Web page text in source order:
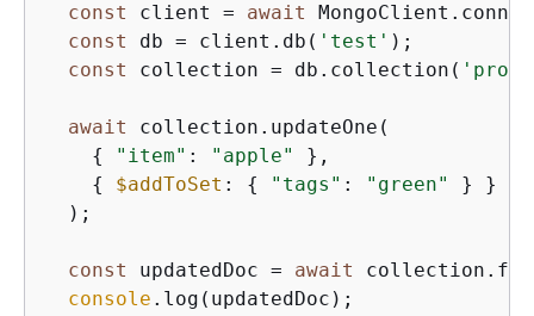
const
client = await
const
db = client.db( 'test' );
const
collection = db.collection(
await
collection.updateOne(
{
"item" : "apple"
},
{
$addToSet : { "tags" : "green"
} }
  );
const updatedDoc = await
console .log(updatedDoc);